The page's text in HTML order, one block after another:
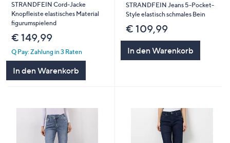
STRANDFEIN Cord-Jacke
Knopfleiste elastisches Material
figurumspielend
€ 149,99
Q Pay: Zahlung in 3 Raten
In den Warenkorb
STRANDFEIN Jeans 5-Pocket-
Style elastisch schmales Bein
€ 109,99
In den Warenkorb